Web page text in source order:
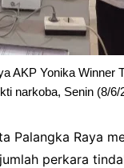
AKP Yonika Winner
narkoba, Senin (8/
Palangka Raya
perkara